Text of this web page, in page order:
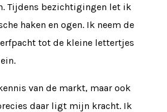
Tijdens bezichtigingen let ik
haken en ogen. Ik neem de
tot de kleine lettertjes
van de markt, maar ook
daar ligt mijn kracht. Ik